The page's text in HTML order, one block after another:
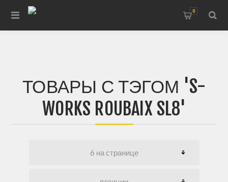
0
ТОВАРЫ С ТЭГОМ 'S-
WORKS ROUBAIX SL8'